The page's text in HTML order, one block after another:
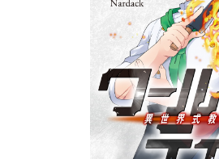
オーバーラップノベルスf
コミックガルド